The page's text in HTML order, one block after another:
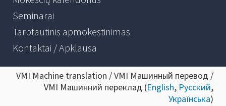
Seminarai
Tarptautinis apmokestinimas
Kontaktai / Apklausa
VMI Machine translation / VMI Машинный перевод /
VMI Машинний переклад (English, Русский,
Українська)